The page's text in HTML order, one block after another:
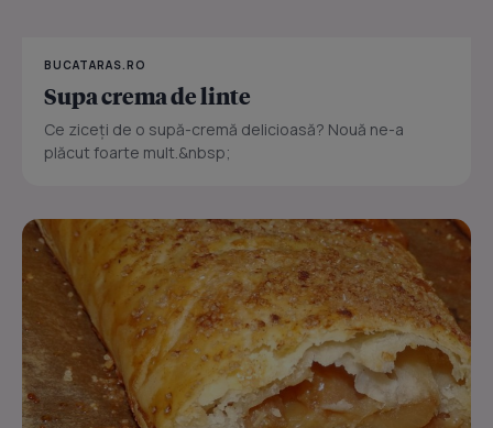
BUCATARAS.RO
Supa crema de linte
Ce ziceți de o supă-cremă delicioasă? Nouă ne-a
plăcut foarte mult.&nbsp;